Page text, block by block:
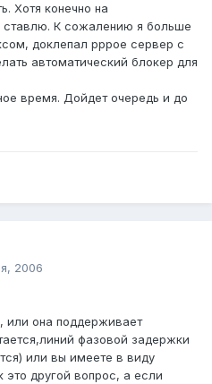
Хотя конечно на
ставлю. К сожалению я больше
доклепал pppoe сервер с
автоматический блокер для
время. Дойдет очередь и до
2006
или она поддерживает
фазовой задержки
или вы имеете в виду
это другой вопрос, а если